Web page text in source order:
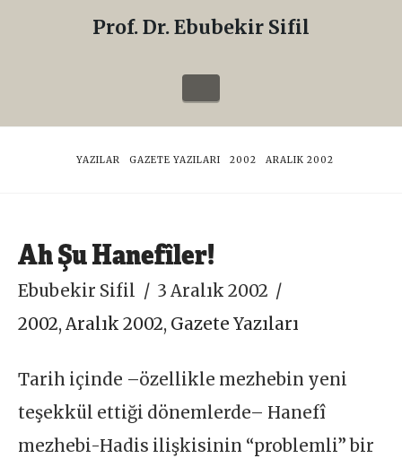
Sifil
Prof. Dr. Ebubekir Sifil
Navigation
HOME
YAZILAR GAZETE YAZILARI 2002 ARALIK 2002
Ah Şu Hanefîler!
Ebubekir Sifil
3 Aralık 2002
2002,Aralık 2002, Gazete Yazıları
Tarih içinde –özellikle mezhebin yeni
teşekkül ettiği dönemlerde– Hanefî
mezhebi-Hadis ilişkisinin “problemli” bir